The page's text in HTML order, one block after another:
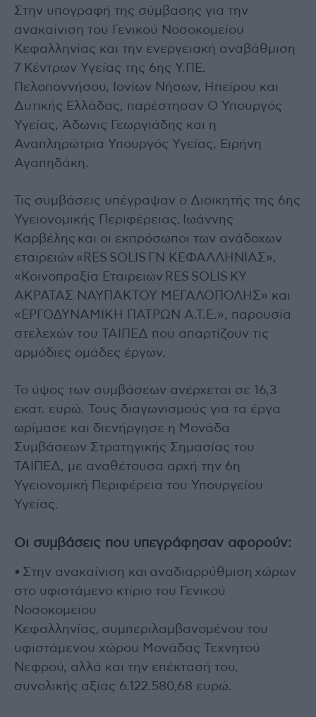
Στην υπογραφή της σύμβασης για την
ανακαίνιση του Γενικού Νοσοκομείου
Κεφαλληνίας και την ενεργειακή αναβάθμιση
7 Κέντρων Υγείας της 6ης Υ.ΠΕ.
Πελοποννήσου, Ιονίων Νήσων, Ηπείρου και
Δυτικής Ελλάδας, παρέστησαν Ο Υπουργός
Υγείας, Άδωνις Γεωργιάδης και η
Αναπληρώτρια Υπουργός Υγείας, Ειρήνη
Αγαπηδάκη.
Τις συμβάσεις υπέγραψαν ο Διοικητής της 6ης
Υγειονομικής Περιφέρειας, Ιωάννης
Καρβέλης και οι εκπρόσωποι των ανάδοχων
εταιρειών «RES SOLIS ΓΝ ΚΕΦΑΛΛΗΝΙΑΣ»,
«Κοινοπραξία Εταιρειών RES SOLIS ΚΥ
ΑΚΡΑΤΑΣ ΝΑΥΠΑΚΤΟΥ ΜΕΓΑΛΟΠΟΛΗΣ» και
«ΕΡΓΟΔΥΝΑΜΙΚΗ ΠΑΤΡΩΝ Α.Τ.Ε.», παρουσία
στελεχών του ΤΑΙΠΕΔ που απαρτίζουν τις
αρμόδιες ομάδες έργων.
Το ύψος των συμβάσεων ανέρχεται σε 16,3
εκατ. ευρώ. Τους διαγωνισμούς για τα έργα
ωρίμασε και διενήργησε η Μονάδα
Συμβάσεων Στρατηγικής Σημασίας του
ΤΑΙΠΕΔ, με αναθέτουσα αρχή την 6η
Υγειονομική Περιφέρεια του Υπουργείου
Υγείας.
Οι συμβάσεις που υπεγράφησαν αφορούν:
• Στην ανακαίνιση και αναδιαρρύθμιση χώρων
στο υφιστάμενο κτίριο του Γενικού
Νοσοκομείου
Κεφαλληνίας, συμπεριλαμβανομένου του
υφιστάμενου χώρου Μονάδας Τεχνητού
Νεφρού, αλλά και την επέκτασή του,
συνολικής αξίας 6.122.580,68 ευρώ.